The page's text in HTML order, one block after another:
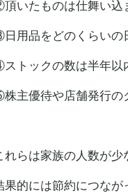
いたものは仕舞い込
用品をどのくらいの
トックの数は半年以
株主優待や店舗発行の
れらは家族の人数が
果的には節約につなが